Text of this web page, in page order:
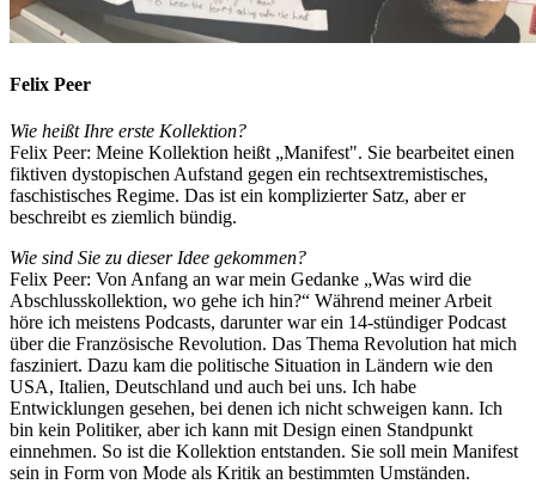
Felix Peer
Wie heißt Ihre erste Kollektion?
Felix Peer: Meine Kollektion heißt „Manifest". Sie bearbeitet einen
fiktiven dystopischen Aufstand gegen ein rechtsextremistisches,
faschistisches Regime. Das ist ein komplizierter Satz, aber er
beschreibt es ziemlich bündig.
Wie sind Sie zu dieser Idee gekommen?
Felix Peer: Von Anfang an war mein Gedanke „Was wird die
Abschlusskollektion, wo gehe ich hin?“ Während meiner Arbeit
höre ich meistens Podcasts, darunter war ein 14-stündiger Podcast
über die Französische Revolution. Das Thema Revolution hat mich
fasziniert. Dazu kam die politische Situation in Ländern wie den
USA, Italien, Deutschland und auch bei uns. Ich habe
Entwicklungen gesehen, bei denen ich nicht schweigen kann. Ich
bin kein Politiker, aber ich kann mit Design einen Standpunkt
einnehmen. So ist die Kollektion entstanden. Sie soll mein Manifest
sein in Form von Mode als Kritik an bestimmten Umständen.